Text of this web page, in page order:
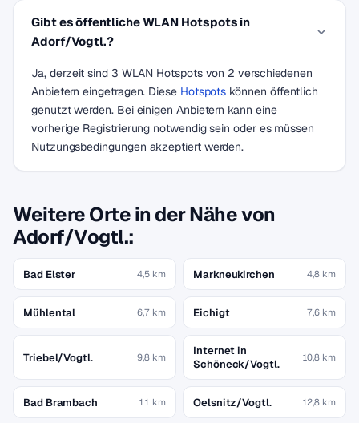
Gibt es öffentliche WLAN Hotspots in
Adorf/Vogtl.?
Ja, derzeit sind 3 WLAN Hotspots von 2 verschiedenen
Anbietern eingetragen. Diese Hotspots können öffentlich
genutzt werden. Bei einigen Anbietern kann eine
vorherige Registrierung notwendig sein oder es müssen
Nutzungsbedingungen akzeptiert werden.
Weitere Orte in der Nähe von
Adorf/Vogtl.:
Bad Elster 4,5 km Markneukirchen 4,8 km
Mühlental 6,7 km Eichigt 7,6 km
Triebel/Vogtl. 9,8 km
Internet in
Schöneck/Vogtl.
10,8 km
Bad Brambach 11 km Oelsnitz/Vogtl. 12,8 km